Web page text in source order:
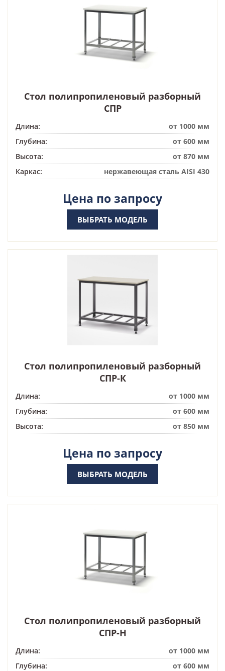
Стол полипропиленовый разборный
СПР
Длина:
от 1000 мм
Глубина:
от 600 мм
Высота:
от 870 мм
Каркас:
нержавеющая сталь AISI 430
Цена по запросу
ВЫБРАТЬ МОДЕЛЬ
Стол полипропиленовый разборный
СПР-К
Длина:
от 1000 мм
Глубина:
от 600 мм
Высота:
от 850 мм
Цена по запросу
ВЫБРАТЬ МОДЕЛЬ
Стол полипропиленовый разборный
СПР-Н
Длина:
от 1000 мм
Глубина:
от 600 мм